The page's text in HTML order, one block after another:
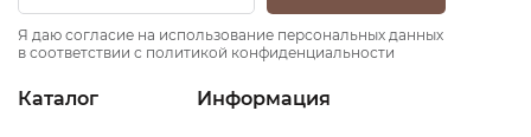
Я даю согласие на использование персональных данных
в соответствии с политикой конфиденциальности
Каталог Информация